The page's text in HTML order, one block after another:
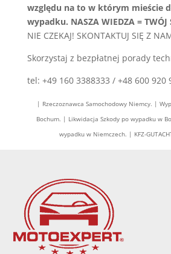
względu na to w którym mieście
wypadku. NASZA WIEDZA = TWÓJ
NIE CZEKAJ! SKONTAKTUJ SIĘ Z
Skorzystaj z bezpłatnej porady
tel: +49 160 3388333 / +48 600 920
| Rzeczoznawca Samochodowy Niemcy. |
Bochum. | Likwidacja Szkody po wypadku w
wypadku w Niemczech. | KFZ-